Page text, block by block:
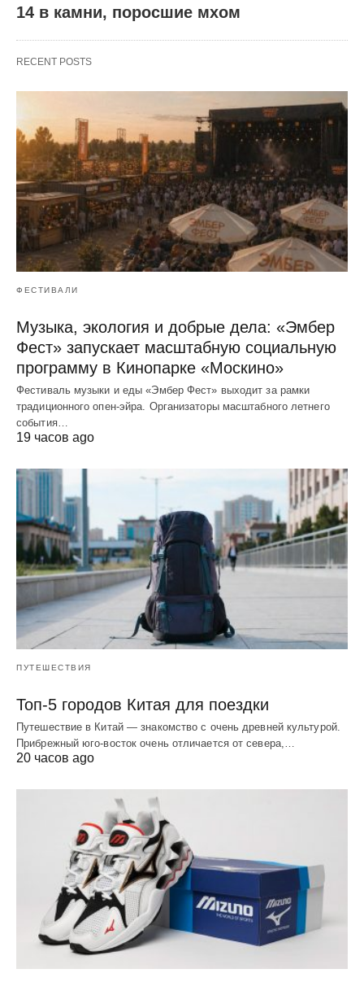
14 в камни, поросшие мхом
RECENT POSTS
ФЕСТИВАЛИ
Музыка, экология и добрые дела: «Эмбер
Фест» запускает масштабную социальную
программу в Кинопарке «Москино»
Фестиваль музыки и еды «Эмбер Фест» выходит за рамки
традиционного опен-эйра. Организаторы масштабного летнего
события…
19 часов ago
ПУТЕШЕСТВИЯ
Топ-5 городов Китая для поездки
Путешествие в Китай — знакомство с очень древней культурой.
Прибрежный юго-восток очень отличается от севера,…
20 часов ago